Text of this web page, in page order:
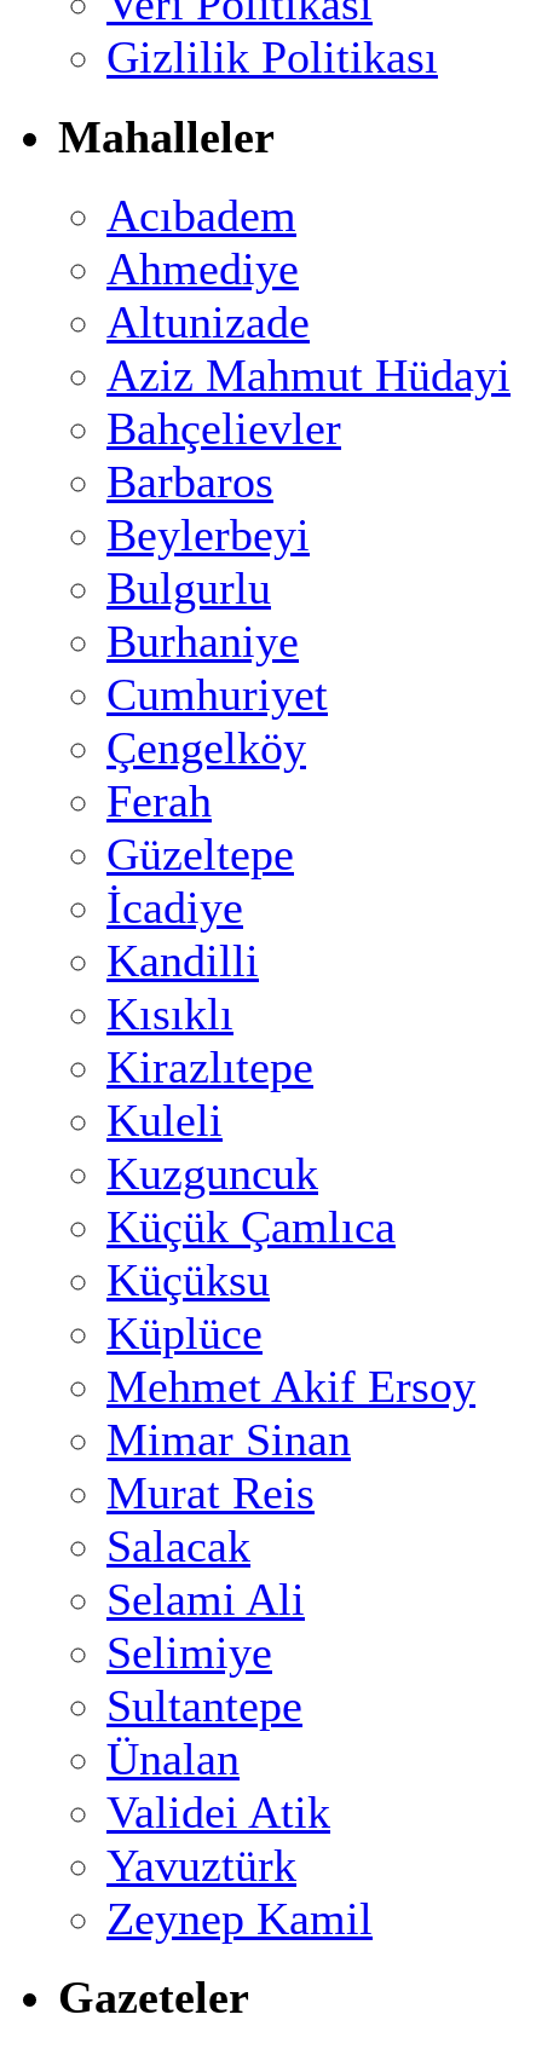
Gizlilik Politikası
Mahalleler
Acıbadem
Ahmediye
Altunizade
Aziz Mahmut Hüdayi
Bahçelievler
Barbaros
Beylerbeyi
Bulgurlu
Burhaniye
Cumhuriyet
Çengelköy
Ferah
Güzeltepe
İcadiye
Kandilli
Kısıklı
Kirazlıtepe
Kuleli
Kuzguncuk
Küçük Çamlıca
Küçüksu
Küplüce
Mehmet Akif Ersoy
Mimar Sinan
Murat Reis
Salacak
Selami Ali
Selimiye
Sultantepe
Ünalan
Validei Atik
Yavuztürk
Zeynep Kamil
Gazeteler